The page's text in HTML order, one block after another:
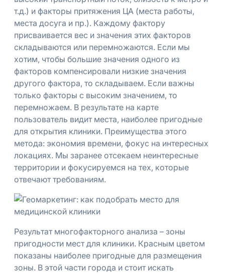
т.д.) и факторы притяжения ЦА (места работы,
места досуга и пр.). Каждому фактору
присваивается вес и значения этих факторов
складываются или перемножаются. Если мы
хотим, чтобы большие значения одного из
факторов компенсировали низкие значения
другого фактора, то складываем. Если важны
только факторы с высоким значением, то
перемножаем. В результате на карте
пользователь видит места, наиболее пригодные
для открытия клиники. Преимущества этого
метода: экономия времени, фокус на интересных
локациях. Мы заранее отсекаем неинтересные
территории и фокусируемся на тех, которые
отвечают требованиям.
Результат многофакторного анализа – зоны
пригодности мест для клиники. Красным цветом
показаны наиболее пригодные для размещения
зоны. В этой части города и стоит искать